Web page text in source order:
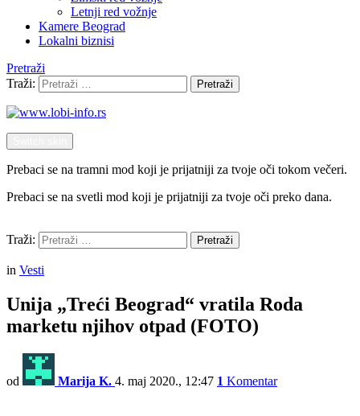
Letnji red vožnje
Kamere Beograd
Lokalni biznisi
Pretraži
Traži:
Pretraži
Prebaci se na tramni mod koji je prijatniji za tvoje oči tokom večeri.
Prebaci se na svetli mod koji je prijatniji za tvoje oči preko dana.
Traži:
Pretraži
in Vesti
Unija „Treći Beograd“ vratila Roda
marketu njihov otpad (FOTO)
od Marija K. 4. maj 2020., 12:47 1 Komentar